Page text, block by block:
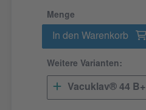
Menge
In den Warenkorb
Weitere Varianten:
Vacuklav® 44 B+